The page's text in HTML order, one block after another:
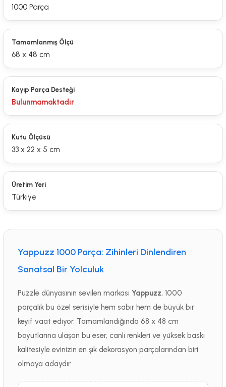
1000 Parça
Tamamlanmış Ölçü
68 x 48 cm
Kayıp Parça Desteği
Bulunmamaktadır
Kutu Ölçüsü
33 x 22 x 5 cm
Üretim Yeri
Türkiye
Yappuzz 1000 Parça: Zihinleri Dinlendiren
Sanatsal Bir Yolculuk
Puzzle dünyasının sevilen markası Yappuzz, 1000
parçalık bu özel serisiyle hem sabır hem de büyük bir
keyif vaat ediyor. Tamamlandığında 68 x 48 cm
boyutlarına ulaşan bu eser, canlı renkleri ve yüksek baskı
kalitesiyle evinizin en şık dekorasyon parçalarından biri
olmaya adaydır.